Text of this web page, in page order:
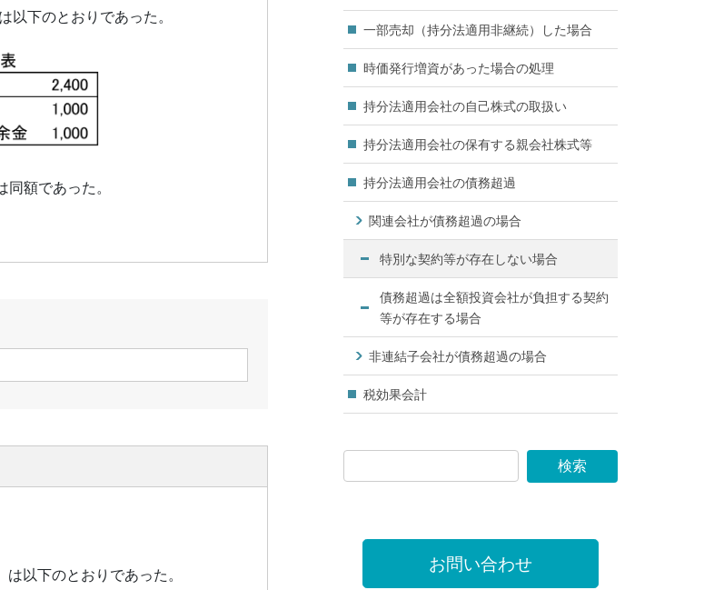
以下のとおりであった。
額であった。
以下のとおりであった。
一部売却（持分法適用非継続）した場合
時価発行増資があった場合の処理
持分法適用会社の自己株式の取扱い
持分法適用会社の保有する親会社株式等
持分法適用会社の債務超過
関連会社が債務超過の場合
特別な契約等が存在しない場合
債務超過は全額投資会社が負担する契約
等が存在する場合
非連結子会社が債務超過の場合
税効果会計
お問い合わせ